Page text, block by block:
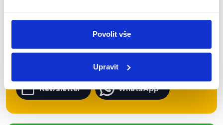
Povolit vše
Upravit
shrnutí nejzajímavějších článků a analýz.
Začněte nás odebírat, a mějte tak
Newsletter WhatsApp